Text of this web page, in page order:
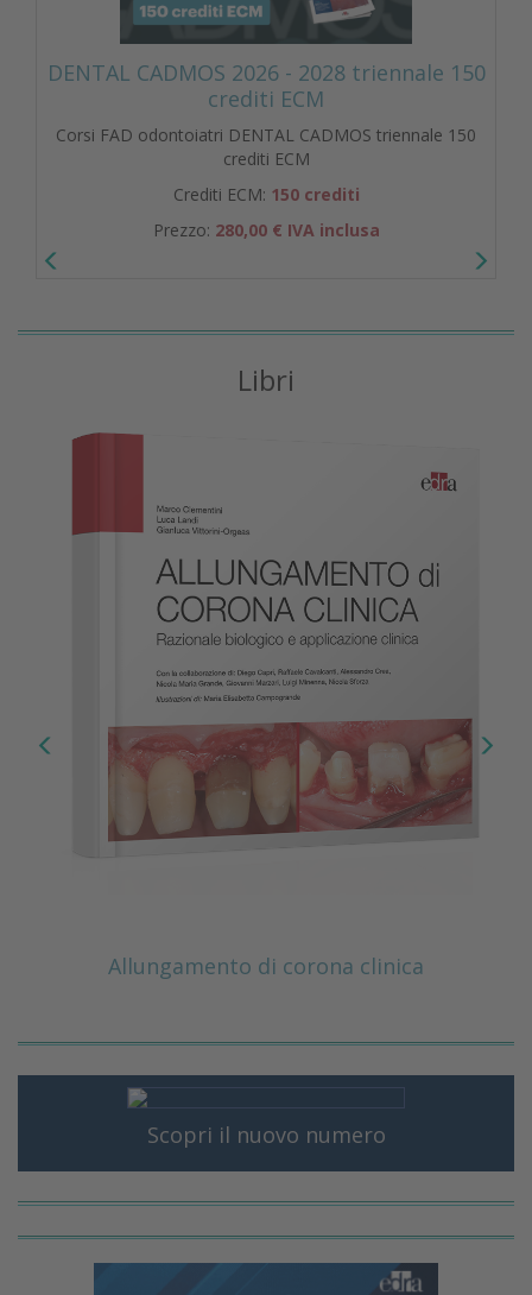
DENTAL CADMOS 2026 - 2028 triennale 150
crediti ECM
Corsi FAD odontoiatri DENTAL CADMOS triennale 150
crediti ECM
Crediti ECM: 150 crediti
Prezzo: 280,00 € IVA inclusa
Libri
Allungamento di corona clinica
Scopri il nuovo numero